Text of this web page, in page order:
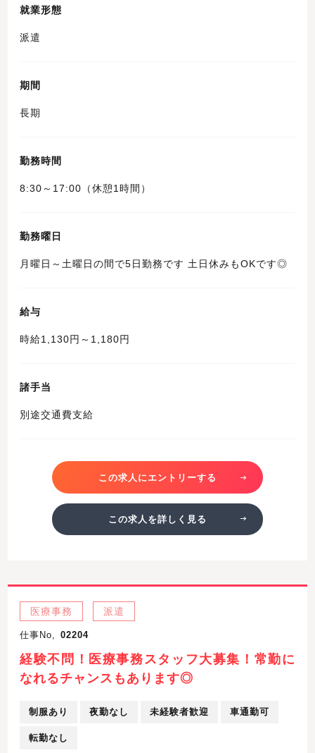
就業形態
派遣
期間
長期
勤務時間
8:30～17:00（休憩1時間）
勤務曜日
月曜日～土曜日の間で5日勤務です 土日休みもOKです◎
給与
時給1,130円～1,180円
諸手当
別途交通費支給
この求人にエントリーする
この求人を詳しく見る
医療事務 派遣
仕事No, 02204
経験不問！医療事務スタッフ大募集！常勤に
なれるチャンスもあります◎
制服あり 夜勤なし 未経験者歓迎 車通勤可
転勤なし